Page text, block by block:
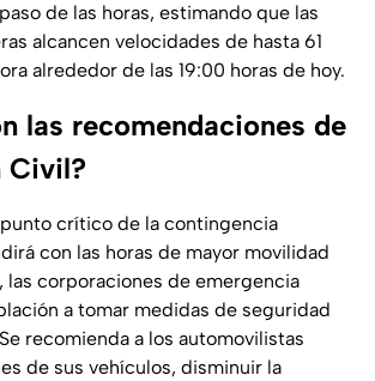
de las horas, estimando que las
alcancen velocidades de hasta 61
alrededor de las 19:00 horas de hoy.
las recomendaciones de
Civil?
crítico de la contingencia
con las horas de mayor movilidad
las corporaciones de emergencia
a tomar medidas de seguridad
recomienda a los automovilistas
de sus vehículos, disminuir la